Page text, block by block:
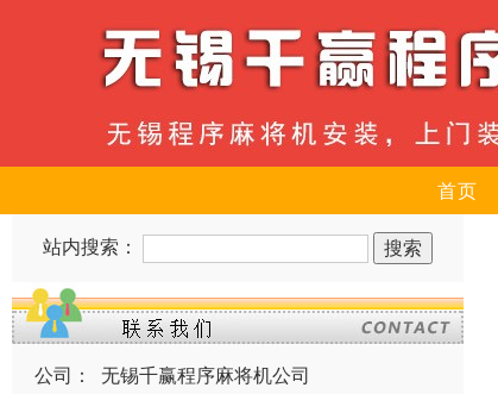
首页
站内搜索：
公司：
无锡千赢程序麻将机公司